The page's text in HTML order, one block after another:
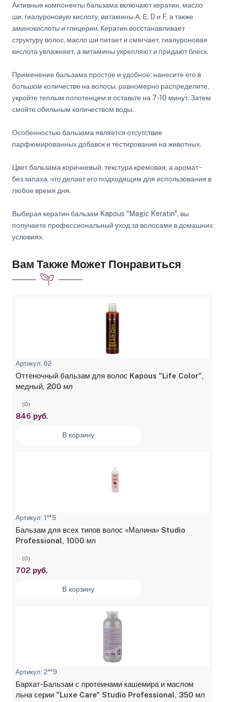
Активные компоненты бальзама включают кератин, масло
ши, гиалуроновую кислоту, витамины А, Е, D и F, а также
аминокислоты и глицерин. Кератин восстанавливает
структуру волос, масло ши питает и смягчает, гиалуроновая
кислота увлажняет, а витамины укрепляют и придают блеск.
Применение бальзама простое и удобное: нанесите его в
большом количестве на волосы, равномерно распределите,
укройте теплым полотенцем и оставьте на 7-10 минут. Затем
смойте обильным количеством воды.
Особенностью бальзама является отсутствие
парфюмированных добавок и тестирование на животных.
Цвет бальзама коричневый, текстура кремовая, а аромат -
без запаха, что делает его подходящим для использования в
любое время дня.
Выбирая кератин бальзам Kapous "Magic Keratin", вы
получаете профессиональный уход за волосами в домашних
условиях.
Вам Также Может Понравиться
Артикул: 02
Оттеночный бальзам для волос Kapous "Life Color",
медный, 200 мл
(0)
846 руб.
В корзину
Артикул: 1**5
Бальзам для всех типов волос «Малина» Studio
Professional, 1000 мл
(0)
702 руб.
В корзину
Артикул: 2**9
Бархат-Бальзам с протеинами кашемира и маслом
льна серии "Luxe Care" Studio Professional, 350 мл